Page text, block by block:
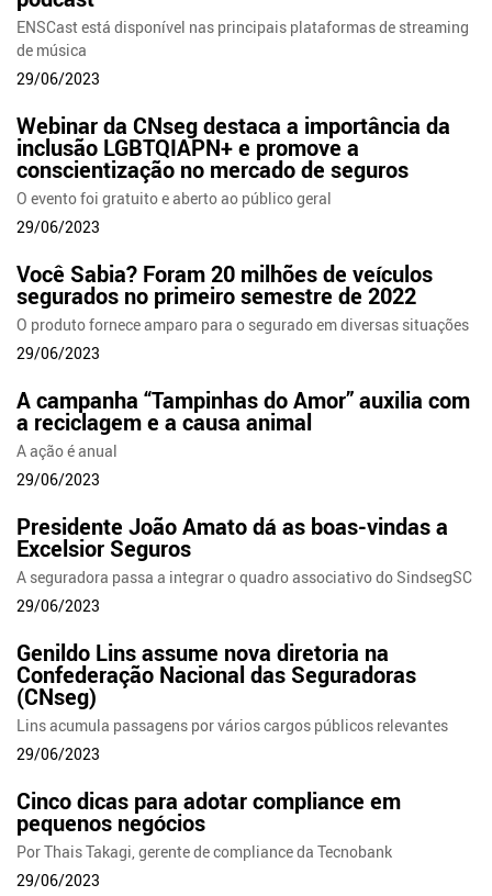
ENSCast está disponível nas principais plataformas de streaming
de música
29/06/2023
Webinar da CNseg destaca a importância da
inclusão LGBTQIAPN+ e promove a
conscientização no mercado de seguros
O evento foi gratuito e aberto ao público geral
29/06/2023
Você Sabia? Foram 20 milhões de veículos
segurados no primeiro semestre de 2022
O produto fornece amparo para o segurado em diversas situações
29/06/2023
A campanha “Tampinhas do Amor” auxilia com
a reciclagem e a causa animal
A ação é anual
29/06/2023
Presidente João Amato dá as boas-vindas a
Excelsior Seguros
A seguradora passa a integrar o quadro associativo do SindsegSC
29/06/2023
Genildo Lins assume nova diretoria na
Confederação Nacional das Seguradoras
(CNseg)
Lins acumula passagens por vários cargos públicos relevantes
29/06/2023
Cinco dicas para adotar compliance em
pequenos negócios
Por Thais Takagi, gerente de compliance da Tecnobank
29/06/2023